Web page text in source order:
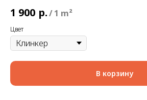
1 900 р./1 m²
Цвет
В корзину